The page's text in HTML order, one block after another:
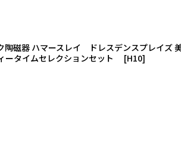
陶磁器 ハマースレイ ドレスデンスプレイズ
タイムセレクションセット
[H10]